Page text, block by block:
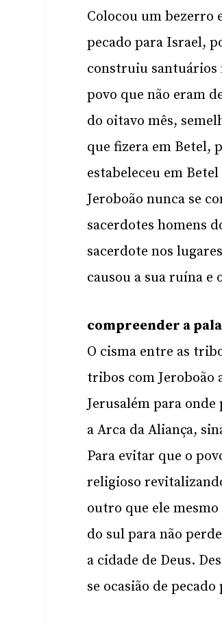
Colocou um bezerro
pecado para Israel,
construiu santuários
povo que não eram
do oitavo mês,
que fizera em Betel,
estabeleceu em
Jeroboão nunca se
sacerdotes homens
sacerdote nos
causou a sua ruína
compreender a
O cisma entre as
tribos com Jeroboão
Jerusalém para
a Arca da Aliança,
Para evitar que o
religioso
outro que ele
do sul para não
a cidade de Deus.
se ocasião de